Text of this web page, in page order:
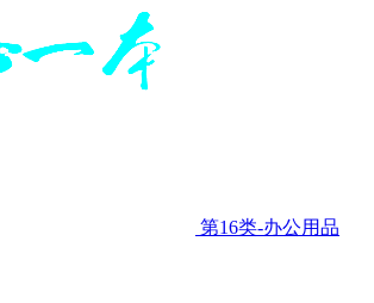
第16类-办公用品